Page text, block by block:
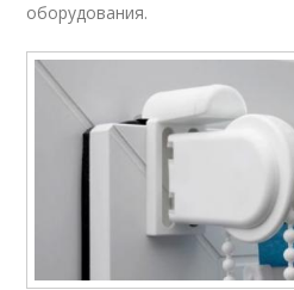
оборудования.